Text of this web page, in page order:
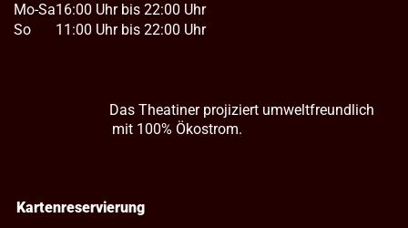
Mo-Sa
So
16:00 Uhr bis 22:00 Uhr
11:00 Uhr bis 22:00 Uhr
Das Theatiner projiziert umweltfreundlich
mit 100% Ökostrom.
Kartenreservierung